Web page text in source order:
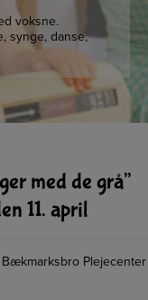
voksne.
synge, danse,
med de grå”
11. april
Plejecenter